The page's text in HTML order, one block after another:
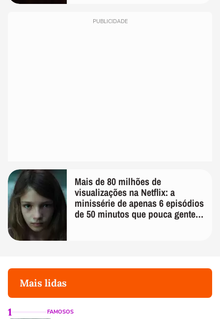
PUBLICIDADE
Mais de 80 milhões de
visualizações na Netflix: a
minissérie de apenas 6 episódios
de 50 minutos que pouca gente
Mais lidas
1 FAMOSOS